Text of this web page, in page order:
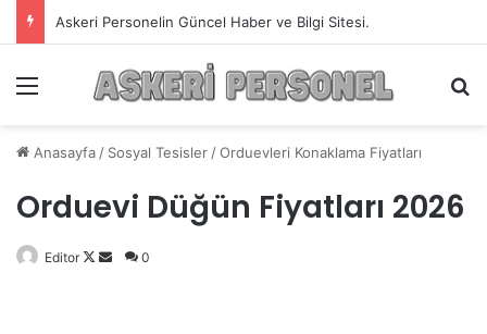
Askeri Personelin Güncel Haber ve Bilgi Sitesi.
Anasayfa / Sosyal Tesisler /Orduevleri Konaklama Fiyatları
Orduevi Düğün Fiyatları 2026
Editor
Follow
Bir
0